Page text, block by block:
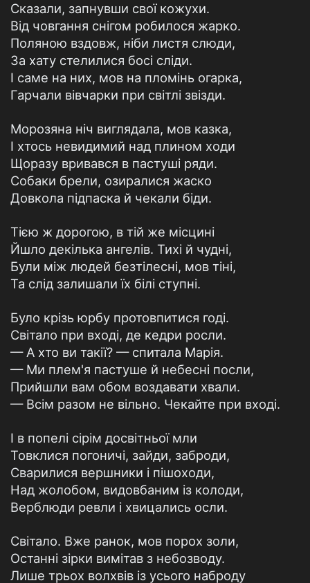
Сказали, запнувши свої кожухи.
Від човгання снігом робилося жарко.
Поляною вздовж, ніби листя слюди,
За хату стелилися босі сліди.
І саме на них, мов на пломінь огарка,
Гарчали вівчарки при світлі звізди.
Морозяна ніч виглядала, мов казка,
І хтось невидимий над плином ходи
Щоразу вривався в пастуші ряди.
Собаки брели, озиралися жаско
Довкола підпаска й чекали біди.
Тією ж дорогою, в тій же місцині
Йшло декілька ангелів. Тихі й чудні,
Були між людей безтілесні, мов тіні,
Та слід залишали їх білі ступні.
Було крізь юрбу протовпитися годі.
Світало при вході, де кедри росли.
— А хто ви такії? — спитала Марія.
— Ми плем'я пастуше й небесні посли,
Прийшли вам обом воздавати хвали.
— Всім разом не вільно. Чекайте при вході.
І в попелі сірім досвітньої мли
Товклися погоничі, зайди, заброди,
Сварилися вершники і пішоходи,
Над жолобом, видовбаним із колоди,
Верблюди ревли і хвицались осли.
Світало. Вже ранок, мов порох золи,
Останні зірки вимітав з небозводу.
Лише трьох волхвів із усього наброду